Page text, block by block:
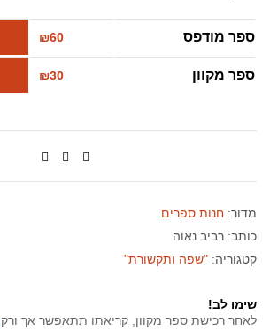
ספר מודפס ₪60
ספר מקוון ₪30
מדור: חנות ספרים
כותב: רביב נאוה
קטגוריה: "שפה ותקשורת"
שימו לב!
לאחר רכישת ספר מקוון, קריאתו תתאפשר אך ורק